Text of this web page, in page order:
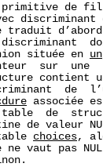
de
discriminant
traduit
située en
sur  une
contient
de
dure associée
table  de
de valeur
choices,
ne vaut pas